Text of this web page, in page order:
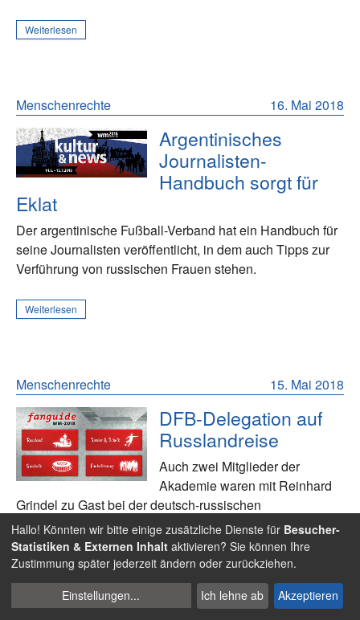
Weiterlesen
16. Mai 2018
Menschenrechte
Argentinisches
Journalisten-
Handbuch sorgt für
Eklat
Der argentinische Fußball-Verband hat ein Handbuch für
seine Journalisten veröffentlicht, in dem auch Tipps zur
Verführung von russischen Frauen stehen.
Weiterlesen
15. Mai 2018
Menschenrechte
DFB-Delegation auf
Russlandreise
Auch zwei Mitglieder der
Akademie waren mit Reinhard
Grindel zu Gast bei der deutsch-russischen
Fußballwoche.
Weiterlesen
Cookies
verwalten
Hallo! Könnten wir bitte einige zusätzliche Dienste für Besucher-
Statistiken & Externen Inhalt aktivieren? Sie können Ihre
Zustimmung später jederzeit ändern oder zurückziehen.
Einstellungen... Ich lehne ab Akzeptieren